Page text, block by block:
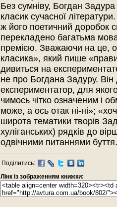
Без сумніву, Богдан Задура
класик сучасної
ж його поетичний доробок
перекладено багатьма
премією. Зважаючи на це,
класика», який пише
дивиться на
не про Богдана Задуру. Він
експериментатор, для
чимось чітко означеним і
може, а ось отак ні-ні»;
широта тематики творів
хуліганських) рядків до
одвічними питаннями буття.
Поділитись:
Лінк із зображенням книжки: